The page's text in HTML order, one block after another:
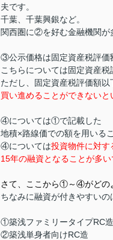
夫です。
千葉、千葉興銀など。
関西圏に②を好む金融機関が
③公示価格は固定資産税評価
こちらについては固定資産
ただし、固定資産税評価額
買い進めることができない
④については①で記載した
地積×路線価での額を用いる
④については投資物件に対す
15年の融資となることが多い
さて、ここから①～④がどの
ちなみに融資が付きやすい
①築浅ファミリータイプRC造
②築浅単身者向けRC造